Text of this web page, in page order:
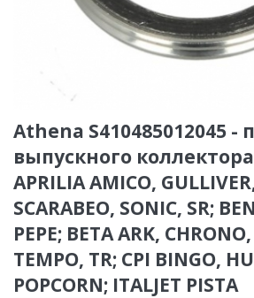
Athena S410485012045 -
выпускного
APRILIA AMICO,
SCARABEO, SONIC, SR;
PEPE; BETA ARK,
TEMPO, TR; CPI BINGO,
POPCORN; ITALJET PISTA